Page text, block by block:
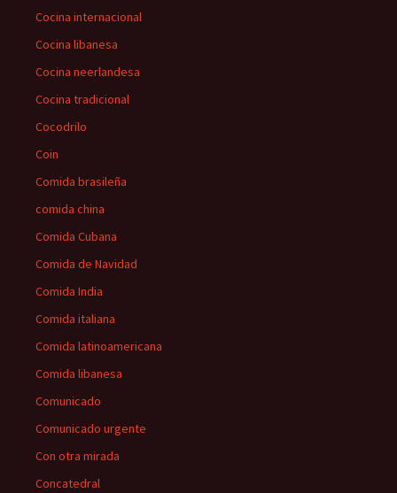
Cocina internacional
Cocina libanesa
Cocina neerlandesa
Cocina tradicional
Cocodrilo
Coin
Comida brasileña
comida china
Comida Cubana
Comida de Navidad
Comida India
Comida italiana
Comida latinoamericana
Comida libanesa
Comunicado
Comunicado urgente
Con otra mirada
Concatedral